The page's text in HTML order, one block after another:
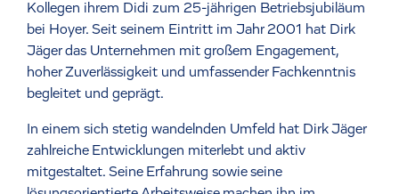
Kollegen ihrem Didi zum 25-jährigen Betriebsjubiläum
bei Hoyer. Seit seinem Eintritt im Jahr 2001 hat Dirk
Jäger das Unternehmen mit großem Engagement,
hoher Zuverlässigkeit und umfassender Fachkenntnis
begleitet und geprägt.
In einem sich stetig wandelnden Umfeld hat Dirk Jäger
zahlreiche Entwicklungen miterlebt und aktiv
mitgestaltet. Seine Erfahrung sowie seine